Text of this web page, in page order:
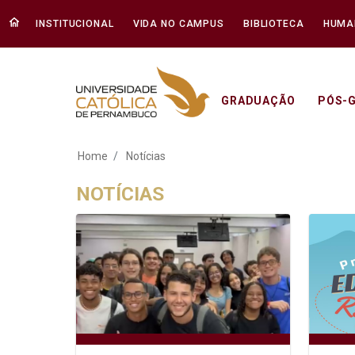
INSTITUCIONAL VIDA NO CAMPUS BIBLIOTECA
GRADUAÇÃO PÓS-
Notícias - Unicap
Home Notícias
NOTÍCIAS